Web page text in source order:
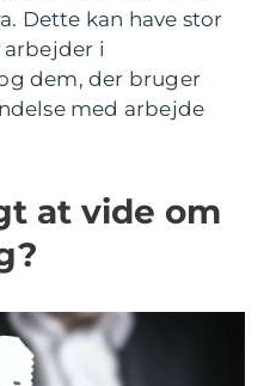
Dette kan have stor
i
dem, der bruger
med arbejde
at vide om